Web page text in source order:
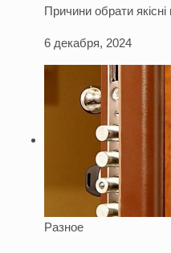
Причини обрати
6 декабря, 2024
Разное